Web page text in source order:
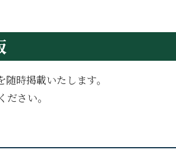
時掲載いたします。
さい。